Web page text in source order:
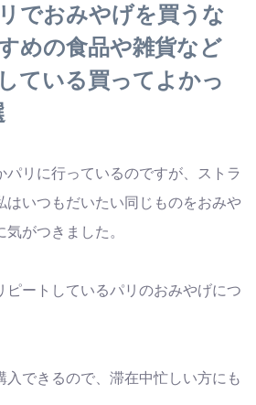
でおみやげを買うな
めの食品や雑貨など
ている買ってよかっ
パリに行っているのですが、ストラ
はいつもだいたい同じものをおみや
がつきました。
ピートしているパリのおみやげにつ
入できるので、滞在中忙しい方にも